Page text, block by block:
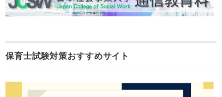
保育士試験対策おすすめサイト